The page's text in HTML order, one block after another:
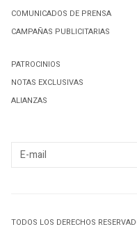
COMUNICADOS DE PRENSA
CAMPAÑAS PUBLICITARIAS
PATROCINIOS
NOTAS EXCLUSIVAS
ALIANZAS
TODOS LOS DERECHOS